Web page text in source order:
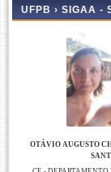
UFPB › SIGAA -
OTÁVIO AUGUSTO